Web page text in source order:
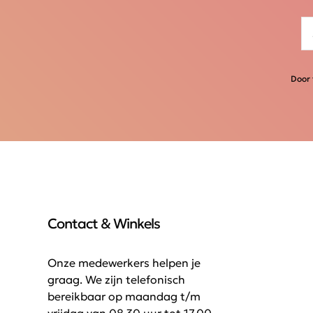
Door
Contact & Winkels
Onze medewerkers helpen je
graag. We zijn telefonisch
bereikbaar op maandag t/m